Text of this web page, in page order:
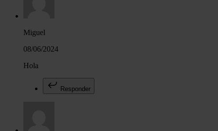
Miguel
08/06/2024
Hola
Responder